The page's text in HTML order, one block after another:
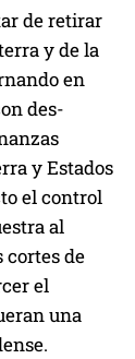
de retirar
y de la
en
des-
y Estados
el control
al
cortes de
el
una